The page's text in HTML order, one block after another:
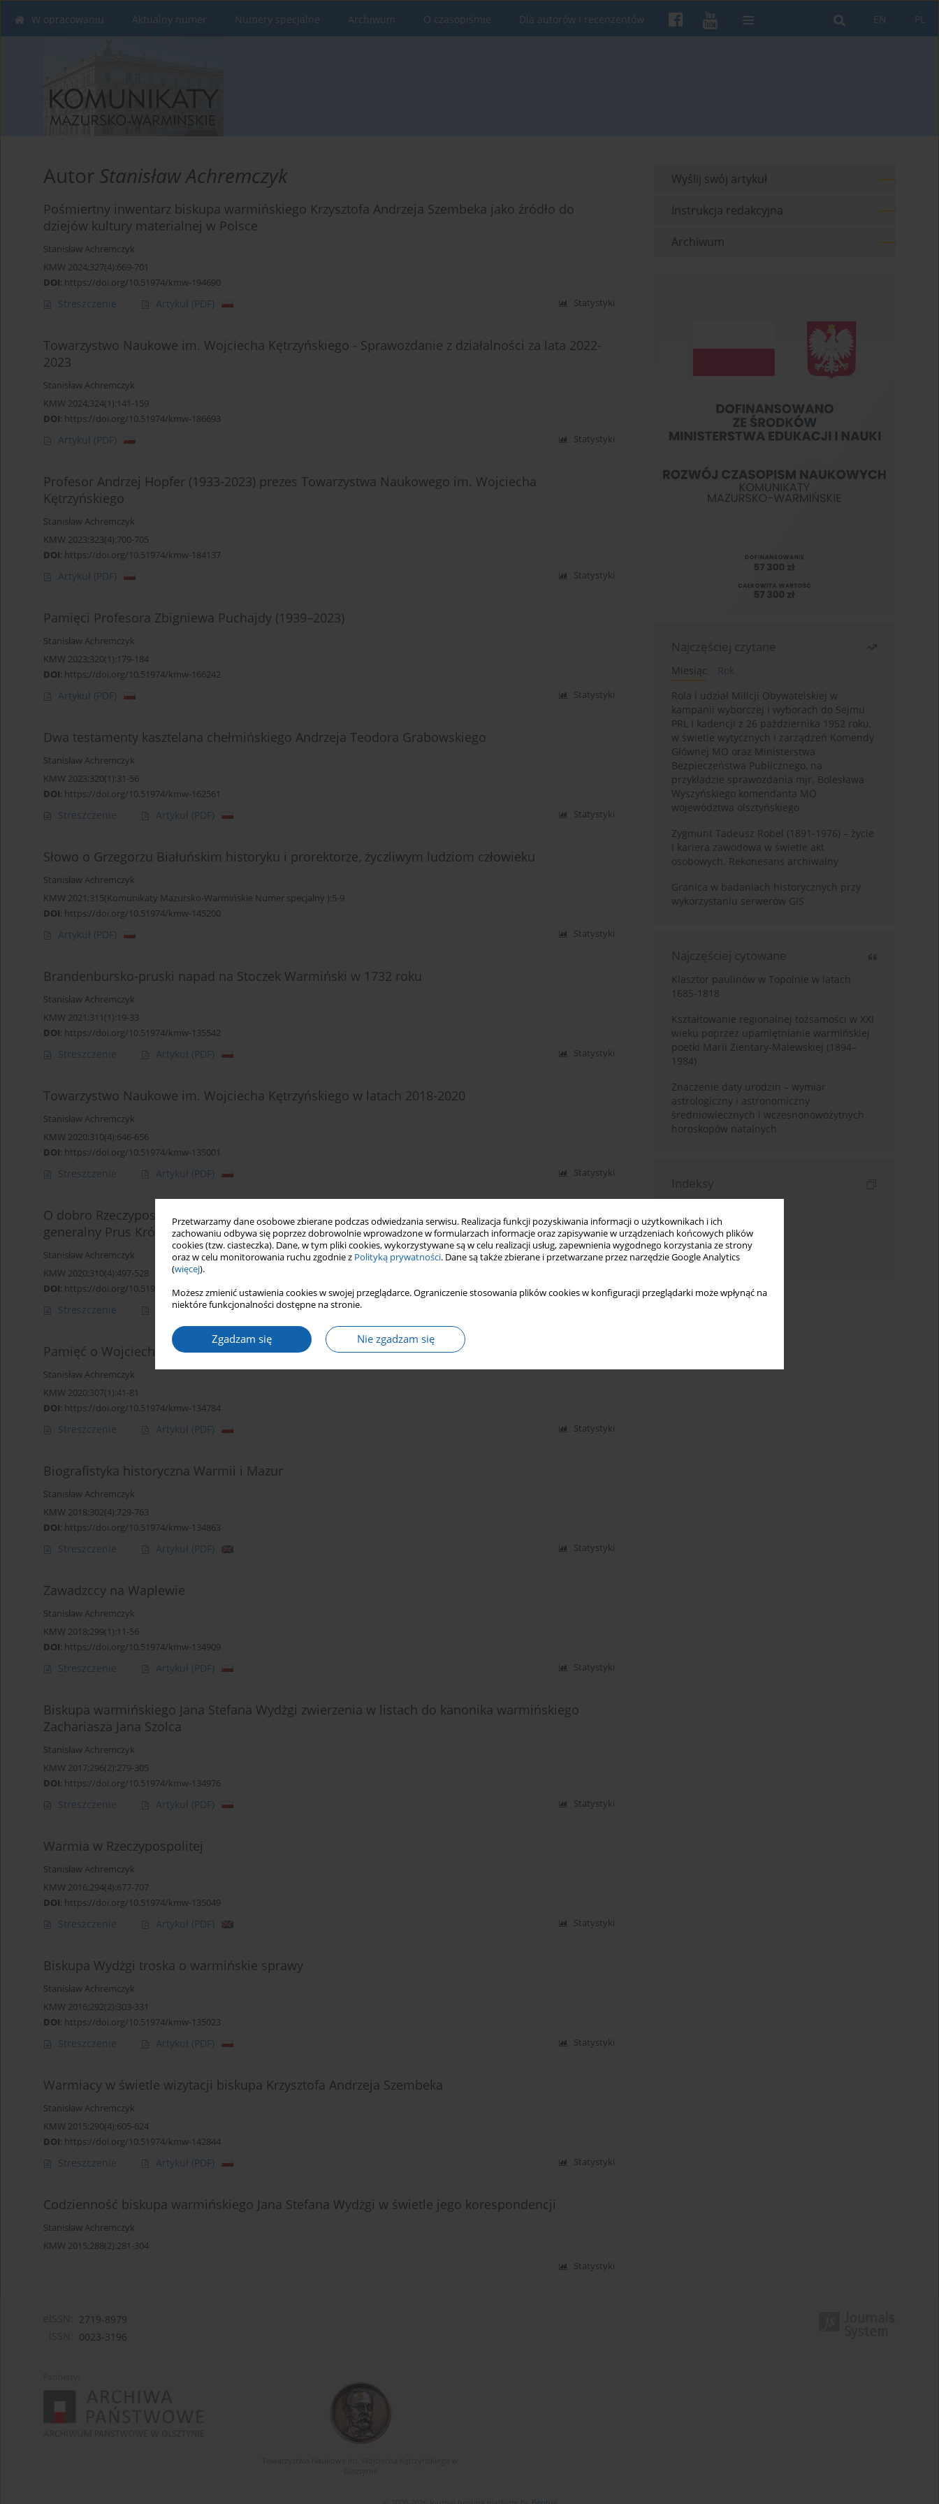
Przetwarzamy dane osobowe zbierane podczas odwiedzania serwisu. Realizacja funkcji pozyskiwania informacji o użytkownikach i ich
zachowaniu odbywa się poprzez dobrowolnie wprowadzone w formularzach informacje oraz zapisywanie w urządzeniach końcowych plików
cookies (tzw. ciasteczka). Dane, w tym pliki cookies, wykorzystywane są w celu realizacji usług, zapewnienia wygodnego korzystania ze strony
oraz w celu monitorowania ruchu zgodnie z Polityką prywatności. Dane są także zbierane i przetwarzane przez narzędzie Google Analytics
(więcej).
Możesz zmienić ustawienia cookies w swojej przeglądarce. Ograniczenie stosowania plików cookies w konfiguracji przeglądarki może wpłynąć na
niektóre funkcjonalności dostępne na stronie.
Zgadzam się Nie zgadzam się
PL
EN
W opracowaniu Aktualny numer Numery specjalne Archiwum O czasopiśmie Dla autorów i recenzentów
Autor Stanisław Achremczyk
Pośmiertny inwentarz biskupa warmińskiego Krzysztofa Andrzeja Szembeka jako źródło do
dziejów kultury materialnej w Polsce
Stanisław Achremczyk
KMW 2024;327(4):669-701
DOI: https://doi.org/10.51974/kmw-194690
Streszczenie Artykuł (PDF) Statystyki
Towarzystwo Naukowe im. Wojciecha Kętrzyńskiego - Sprawozdanie z działalności za lata 2022-
2023
Stanisław Achremczyk
KMW 2024;324(1):141-159
DOI: https://doi.org/10.51974/kmw-186693
Artykuł (PDF) Statystyki
Profesor Andrzej Hopfer (1933-2023) prezes Towarzystwa Naukowego im. Wojciecha
Kętrzyńskiego
Stanisław Achremczyk
KMW 2023;323(4):700-705
DOI: https://doi.org/10.51974/kmw-184137
Artykuł (PDF) Statystyki
Pamięci Profesora Zbigniewa Puchajdy (1939–2023)
Stanisław Achremczyk
KMW 2023;320(1):179-184
DOI: https://doi.org/10.51974/kmw-166242
Artykuł (PDF) Statystyki
Dwa testamenty kasztelana chełmińskiego Andrzeja Teodora Grabowskiego
Stanisław Achremczyk
KMW 2023;320(1):31-56
DOI: https://doi.org/10.51974/kmw-162561
Streszczenie Artykuł (PDF) Statystyki
Słowo o Grzegorzu Białuńskim historyku i prorektorze, życzliwym ludziom człowieku
Stanisław Achremczyk
KMW 2021;315(Komunikaty Mazursko-Warmińskie Numer specjalny ):5-9
DOI: https://doi.org/10.51974/kmw-145200
Artykuł (PDF) Statystyki
Brandenbursko-pruski napad na Stoczek Warmiński w 1732 roku
Stanisław Achremczyk
KMW 2021;311(1):19-33
DOI: https://doi.org/10.51974/kmw-135542
Streszczenie Artykuł (PDF) Statystyki
Towarzystwo Naukowe im. Wojciecha Kętrzyńskiego w latach 2018-2020
Stanisław Achremczyk
KMW 2020;310(4):646-656
DOI: https://doi.org/10.51974/kmw-135001
Streszczenie Artykuł (PDF) Statystyki
O dobro Rzeczypospolitej czy własne. Supliki i listy szlachty koronnej i litewskiej na sejmik
generalny Prus Królewskich w drugiej połowie XVII stulecia
Stanisław Achremczyk
KMW 2020;310(4):497-528
DOI: https://doi.org/10.51974/kmw-134993
Streszczenie Artykuł(PDF)
Pamięć o Wojciechu Kętrzyńskim
Stanisław Achremczyk
KMW 2020;307(1):41-81
DOI: https://doi.org/10.51974/kmw-134784
Streszczenie Artykuł (PDF) Statystyki
Biografistyka historyczna Warmii i Mazur
Stanisław Achremczyk
KMW 2018;302(4):729-763
DOI: https://doi.org/10.51974/kmw-134863
Streszczenie Artykuł (PDF) Statystyki
Zawadzccy na Waplewie
Stanisław Achremczyk
KMW 2018;299(1):11-56
DOI: https://doi.org/10.51974/kmw-134909
Streszczenie Artykuł (PDF) Statystyki
Biskupa warmińskiego Jana Stefana Wydżgi zwierzenia w listach do kanonika warmińskiego
Zachariasza Jana Szolca
Stanisław Achremczyk
KMW 2017;296(2):279-305
DOI: https://doi.org/10.51974/kmw-134976
Streszczenie Artykuł (PDF) Statystyki
Warmia w Rzeczypospolitej
Stanisław Achremczyk
KMW 2016;294(4):677-707
DOI: https://doi.org/10.51974/kmw-135049
Streszczenie Artykuł (PDF) Statystyki
Biskupa Wydżgi troska o warmińskie sprawy
Stanisław Achremczyk
KMW 2016;292(2):303-331
DOI: https://doi.org/10.51974/kmw-135023
Streszczenie Artykuł (PDF) Statystyki
Warmiacy w świetle wizytacji biskupa Krzysztofa Andrzeja Szembeka
Stanisław Achremczyk
KMW 2015;290(4):605-624
DOI: https://doi.org/10.51974/kmw-142844
Streszczenie Artykuł (PDF) Statystyki
Codzienność biskupa warmińskiego Jana Stefana Wydżgi w świetle jego korespondencji
Stanisław Achremczyk
KMW 2015;288(2):281-304
Statystyki
Wyślij swój artykuł
Instrukcja redakcyjna
Archiwum
Najczęściej czytane
Miesiąc
Rok
Rola i udział Milicji Obywatelskiej w
kampanii wyborczej i wyborach do Sejmu
PRL I kadencji z 26 października 1952 roku,
w świetle wytycznych i zarządzeń Komendy
Głównej MO oraz Ministerstwa
Bezpieczeństwa Publicznego, na
przykładzie sprawozdania mjr. Bolesława
Wyszyńskiego komendanta MO
województwa olsztyńskiego
Zygmunt Tadeusz Robel (1891-1976) – życie
i kariera zawodowa w świetle akt
osobowych. Rekonesans archiwalny
Granica w badaniach historycznych przy
wykorzystaniu serwerów GIS
Najczęściej cytowane
Klasztor paulinów w Topolnie w latach
1685-1818
Kształtowanie regionalnej tożsamości w XXI
wieku poprzez upamiętnianie warmińskiej
poetki Marii Zientary-Malewskiej (1894–
1984)
Znaczenie daty urodzin – wymiar
astrologiczny i astronomiczny
średniowiecznych i wczesnonowożytnych
horoskopów natalnych
Indeksy
Indeks dziedzin
Indeks autorów
2719-8979
0023-3196